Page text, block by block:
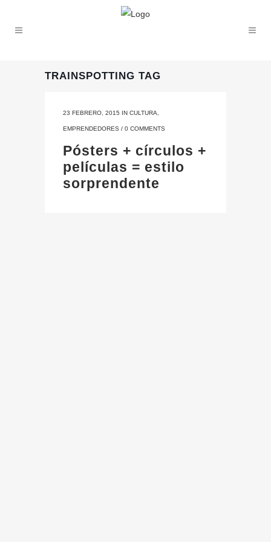
TRAINSPOTTING TAG
23 FEBRERO, 2015 IN CULTURA
EMPRENDEDORES / 0 COMMENTS
Pósters + círculos +
películas = estilo
sorprendente